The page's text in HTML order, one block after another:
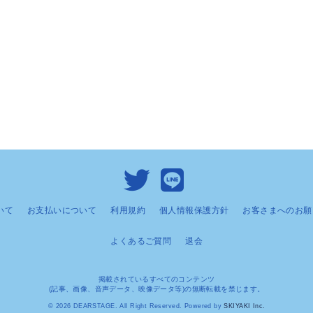
て お支払いについて 利用規約 個人情報保護方針 お客さまへのお
よくあるご質問 退会
掲載されているすべてのコンテンツ
(記事、画像、音声データ、映像データ等)の無断転載を禁じます。
© 2026 DEARSTAGE. All Right Reserved. Powered bySKIYAKI Inc.